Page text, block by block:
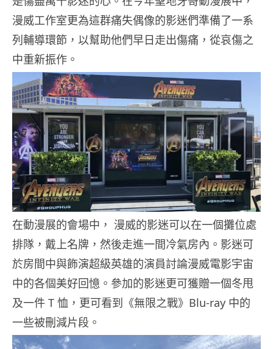
漫威工作室更為這群痛失偶像的影迷們準備了一系
列輔導環節，以幫助他們早日走出傷痛，從哀傷之
中重新振作。
在動漫展的會場中， 漫威的影迷可以在一個攤位處
排隊，戴上名牌，然後走進一間冷氣房內。影迷可
於房間中與飾演超級英雄的演員討論漫威電影宇宙
中的各個美好回憶。參加的影迷更可獲贈一個冬甩
及一件 T 恤，更可看到《無限之戰》Blu-ray 中的
一些被刪減片段。